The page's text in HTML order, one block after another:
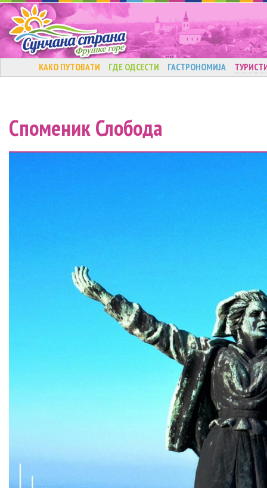
КАКО ПУТОВАТИ ГДЕ ОДСЕСТИ ГАСТРОНОМИЈА
Споменик Слобода